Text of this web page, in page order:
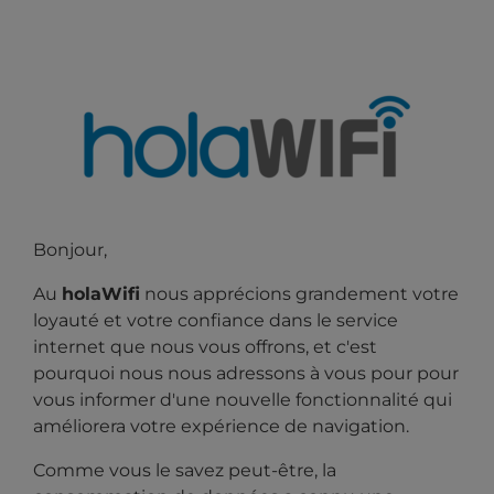
Bonjour,
Au holaWifi nous apprécions grandement votre
loyauté et votre confiance dans le service
internet que nous vous offrons, et c'est
pourquoi nous nous adressons à vous pour pour
vous informer d'une nouvelle fonctionnalité qui
améliorera votre expérience de navigation.
Comme vous le savez peut-être, la